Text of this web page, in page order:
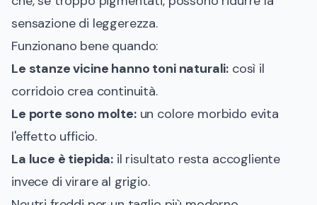
sensazione di leggerezza.
Funzionano bene quando:
Le stanze vicine hanno toni naturali: così il
corridoio crea continuità.
Le porte sono molte:un colore morbido evita
l'effetto ufficio.
La luce è tiepida: il risultato resta accogliente
invece di virare al grigio.